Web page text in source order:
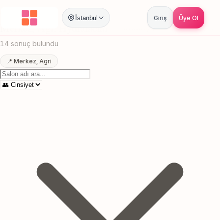
İstanbul Giriş Üye Ol
Anasayfa / Agri Merkez Hydrafacial
Merkez, Agri Hydrafacial
14 sonuç bulundu
📍 Merkez, Agri
Canlı sonuçlar Online randevu